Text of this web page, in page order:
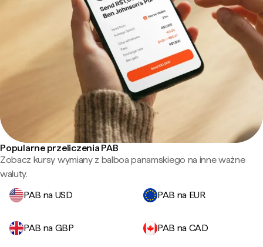
Popularne przeliczenia PAB
Zobacz kursy wymiany z balboa panamskiego na inne ważne
waluty.
PAB na USD
PAB na EUR
PAB na GBP PAB na CAD